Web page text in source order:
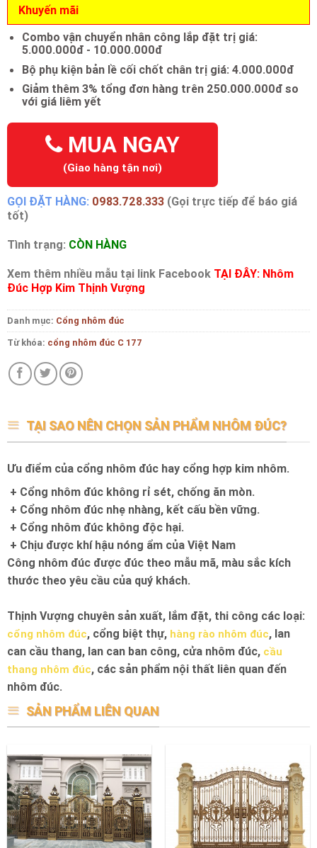
Khuyến mãi
Combo vận chuyển nhân công lắp đặt trị giá:
5.000.000đ - 10.000.000đ
Bộ phụ kiện bản lề cối chốt chân trị giá: 4.000.000đ
Giảm thêm 3% tổng đơn hàng trên 250.000.000đ so
với giá liêm yết
MUA NGAY
(Giao hàng tận nơi)
GỌI ĐẶT HÀNG: 0983.728.333 (Gọi trực tiếp để báo giá
tốt)
Tình trạng: CÒN HÀNG
Xem thêm nhiều mẫu tại link Facebook TẠI ĐÂY: Nhôm
Đúc Hợp Kim Thịnh Vượng
Danh mục: Cổng nhôm đúc
Từ khóa: cổng nhôm đúc C 177
TẠI SAO NÊN CHỌN SẢN PHẨM NHÔM ĐÚC?
Ưu điểm của cổng nhôm đúc hay cổng hợp kim nhôm.
+ Cổng nhôm đúc không rỉ sét, chống ăn mòn.
+ Cổng nhôm đúc nhẹ nhàng, kết cấu bền vững.
+ Cổng nhôm đúc không độc hại.
+ Chịu được khí hậu nóng ẩm của Việt Nam
Công nhôm đúc được đúc theo mẫu mã, màu sắc kích
thước theo yêu cầu của quý khách.
Thịnh Vượng chuyên sản xuất, lắm đặt, thi công các loại:
cổng nhôm đúc, cổng biệt thự, hàng rào nhôm đúc, lan
can cầu thang, lan can ban công, cửa nhôm đúc, cầu
thang nhôm đúc, các sản phẩm nội thất liên quan đến
nhôm đúc.
SẢN PHẨM LIÊN QUAN